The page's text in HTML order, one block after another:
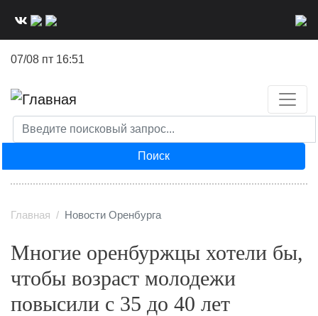
07/08 пт 16:51
Поиск
Главная Новости Оренбурга
Многие оренбуржцы хотели бы,
чтобы возраст молодежи
повысили с 35 до 40 лет